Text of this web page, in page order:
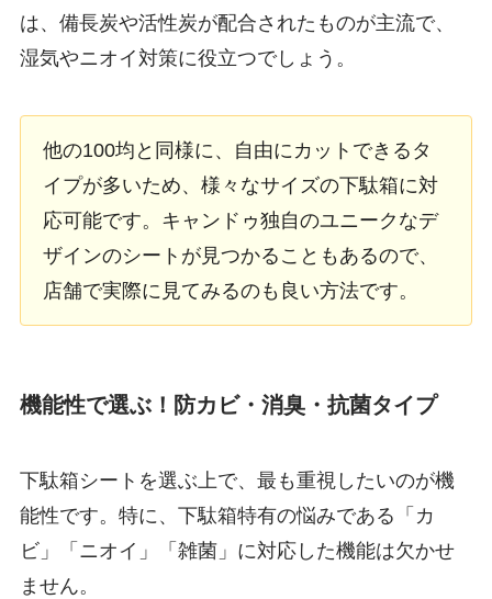
は、備長炭や活性炭が配合されたものが主流で、
湿気やニオイ対策に役立つでしょう。
他の100均と同様に、自由にカットできるタ
イプが多いため、様々なサイズの下駄箱に対
応可能です。キャンドゥ独自のユニークなデ
ザインのシートが見つかることもあるので、
店舗で実際に見てみるのも良い方法です。
機能性で選ぶ！防カビ・消臭・抗菌タイプ
下駄箱シートを選ぶ上で、最も重視したいのが機
能性です。特に、下駄箱特有の悩みである「カ
ビ」「ニオイ」「雑菌」に対応した機能は欠かせ
ません。